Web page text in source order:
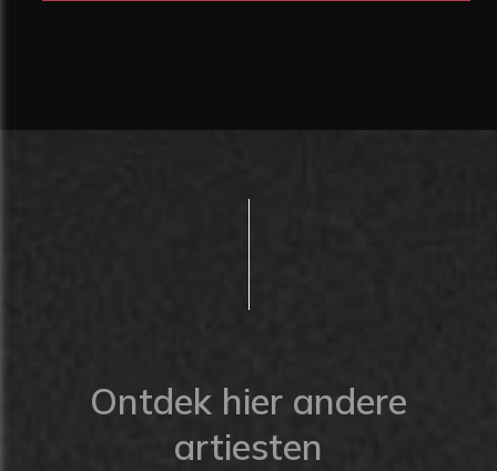
Ontdek hier andere
artiesten